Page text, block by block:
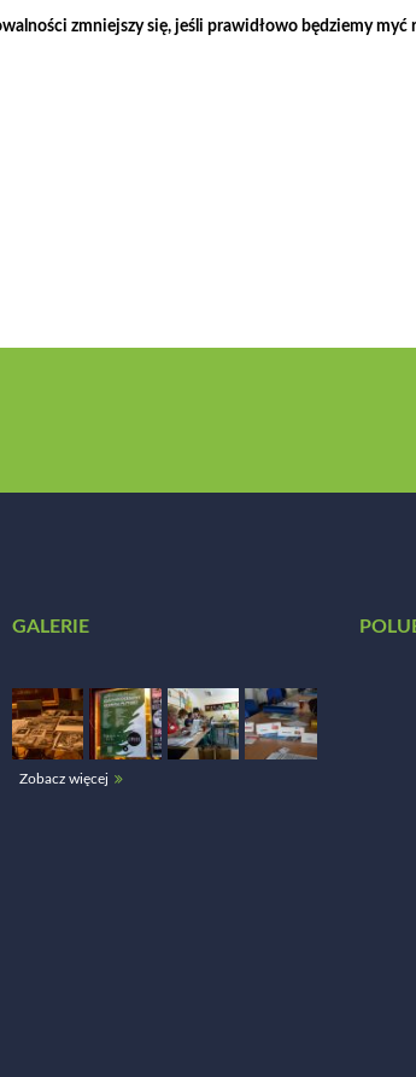
zmniejszy się, jeśli prawidłowo będziemy myć
GALERIE
Zobacz więcej